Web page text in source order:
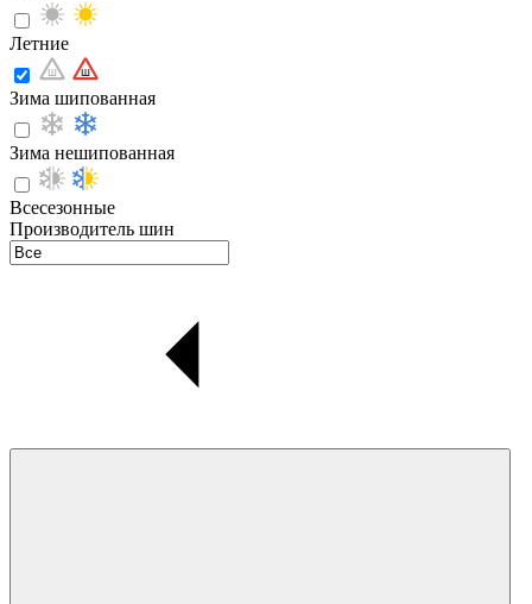
Летние
Зима шипованная
Зима нешипованная
Всесезонные
Производитель шин